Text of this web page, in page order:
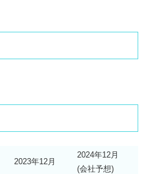
2023年12月
2024年12月
(会社予想)